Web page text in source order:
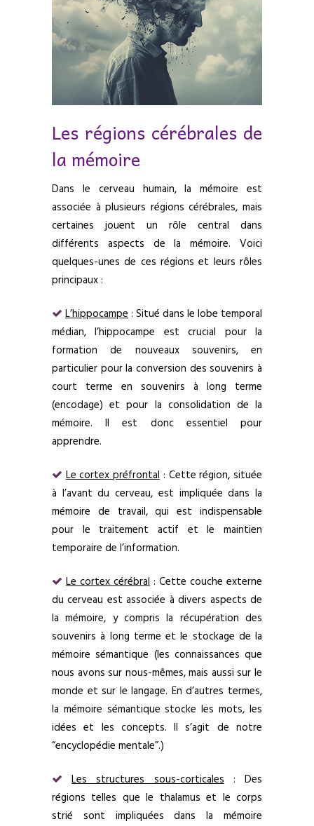
Les régions cérébrales de
la mémoire
Dans le cerveau humain, la mémoire est
associée à plusieurs régions cérébrales, mais
certaines jouent un rôle central dans
différents aspects de la mémoire. Voici
quelques-unes de ces régions et leurs rôles
principaux :
L’hippocampe : Situé dans le lobe temporal
médian, l’hippocampe est crucial pour la
formation de nouveaux souvenirs, en
particulier pour la conversion des souvenirs à
court terme en souvenirs à long terme
(encodage) et pour la consolidation de la
mémoire. Il est donc essentiel pour
apprendre.
Le cortex préfrontal : Cette région, située
à l’avant du cerveau, est impliquée dans la
mémoire de travail, qui est indispensable
pour le traitement actif et le maintien
temporaire de l’information.
Le cortex cérébral : Cette couche externe
du cerveau est associée à divers aspects de
la mémoire, y compris la récupération des
souvenirs à long terme et le stockage de la
mémoire sémantique (les connaissances que
nous avons sur nous-mêmes, mais aussi sur le
monde et sur le langage. En d’autres termes,
la mémoire sémantique stocke les mots, les
idées et les concepts. Il s’agit de notre
“encyclopédie mentale”.)
Les structures sous-corticales : Des
régions telles que le thalamus et le corps
strié sont impliquées dans la mémoire